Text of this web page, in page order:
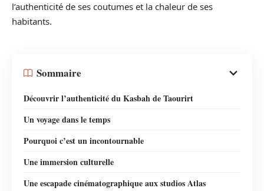
l’authenticité de ses coutumes et la chaleur de ses
habitants.
Sommaire
Découvrir l’authenticité du Kasbah de Taourirt
Un voyage dans le temps
Pourquoi c’est un incontournable
Une immersion culturelle
Une escapade cinématographique aux studios Atlas